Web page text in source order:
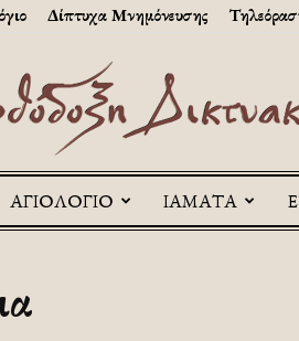
Δίπτυχα Μνημόνευσης
Askitikon
ΑΓΙΟΛΟΓΙΟ ΙΑΜΑΤΑ